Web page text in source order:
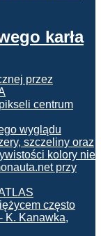
karła
centrum